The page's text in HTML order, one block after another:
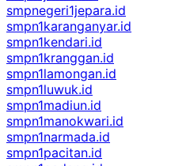
smpnegeri1jepara.id
smpn1karanganyar.id
smpn1kendari.id
smpn1kranggan.id
smpn1lamongan.id
smpn1luwuk.id
smpn1madiun.id
smpn1manokwari.id
smpn1narmada.id
smpn1pacitan.id